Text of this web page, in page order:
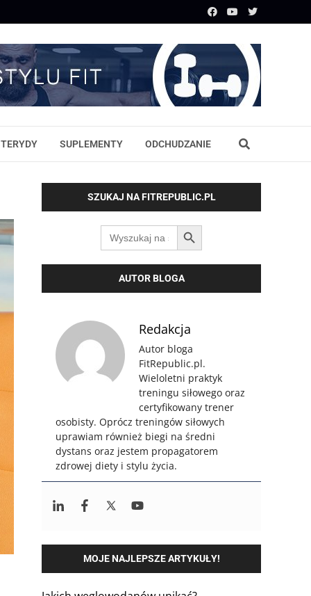
SUPLEMENTY ODCHUDZANIE
SZUKAJ NA FITREPUBLIC.PL
Search
for:
SEARCH BUTTON
AUTOR BLOGA
Redakcja
Autor bloga
FitRepublic.pl.
Wieloletni praktyk
treningu siłowego oraz
certyfikowany trener
osobisty. Oprócz treningów siłowych
uprawiam również biegi na średni
dystans oraz jestem propagatorem
zdrowej diety i stylu życia.
MOJE NAJLEPSZE ARTYKUŁY!